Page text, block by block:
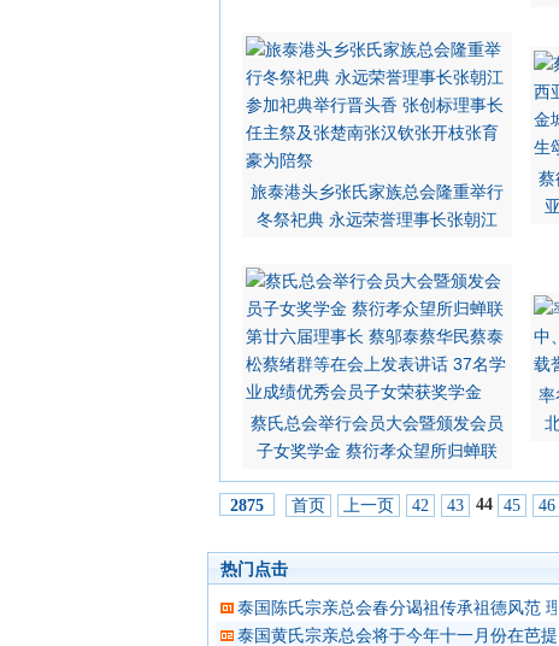
旅泰港头乡张氏家族总会隆重举行
冬祭祀典 永远荣誉理事长张朝江
蔡
蔡氏总会举行会员大会暨颁发会员
子女奖学金 蔡衍孝众望所归蝉联
率
2875 首页 上一页 42 43 44 45 46
热门点击
泰国陈氏宗亲总会春分谒祖传承祖德风范
泰国黄氏宗亲总会将于今年十一月份在芭